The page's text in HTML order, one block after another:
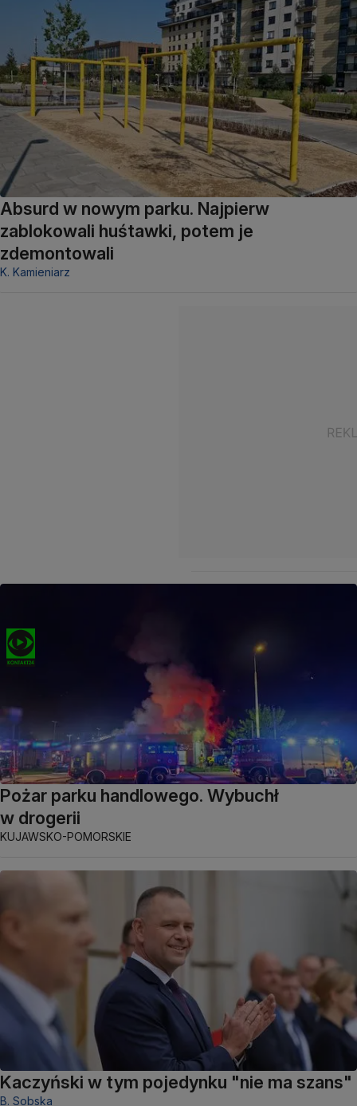
Absurd w nowym parku. Najpierw
zablokowali huśtawki, potem je
zdemontowali
K. Kamieniarz
Pożar parku handlowego. Wybuchł
w drogerii
KUJAWSKO-POMORSKIE
Kaczyński w tym pojedynku "nie ma szans"
B. Sobska